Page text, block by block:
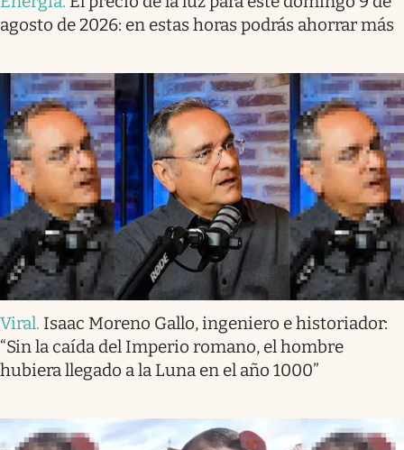
agosto de 2026: en estas horas podrás ahorrar más
Viral. Isaac Moreno Gallo, ingeniero e historiador:
“Sin la caída del Imperio romano, el hombre
hubiera llegado a la Luna en el año 1000”